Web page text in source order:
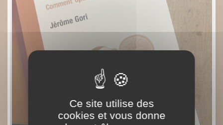
Ce site utilise des
cookies et vous donne